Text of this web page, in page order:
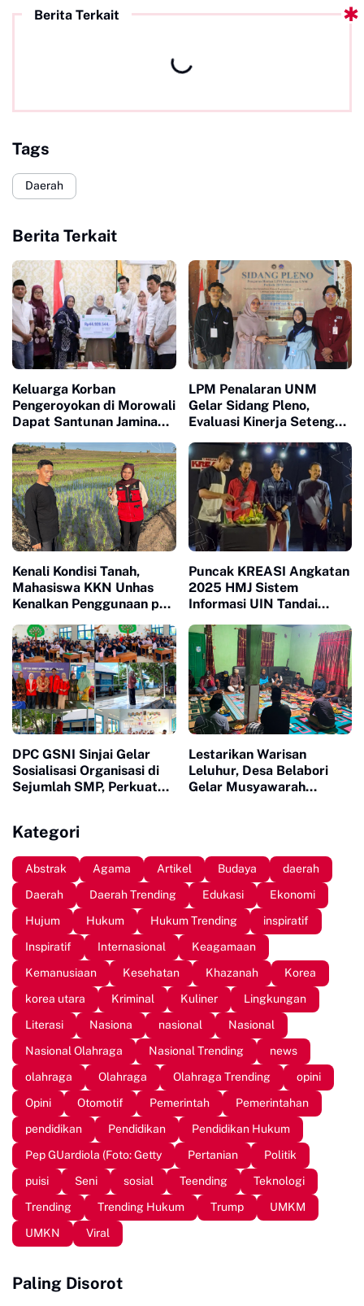
Berita Terkait
Tags
Daerah
Berita Terkait
Keluarga Korban
Pengeroyokan di Morowali
Dapat Santunan Jaminan
Juta
LPM Penalaran UNM
Gelar Sidang Pleno,
Evaluasi Kinerja Setengah
Kenali Kondisi Tanah,
Mahasiswa KKN Unhas
Kenalkan Penggunaan pH
Petani di Desa Lonrong
Puncak KREASI Angkatan
2025 HMJ Sistem
Informasi UIN Tandai
DPC GSNI Sinjai Gelar
Sosialisasi Organisasi di
Sejumlah SMP, Perkuat
Lestarikan Warisan
Leluhur, Desa Belabori
Gelar Musyawarah
Kategori
Abstrak Agama Artikel Budaya
daerah
Daerah
Daerah Trending Edukasi
Ekonomi
Hujum
Hukum Hukum Trending
inspiratif
Inspiratif
Internasional
Keagamaan
Kemanusiaan
Kesehatan Khazanah
Korea
korea utara
Kriminal Kuliner
Lingkungan
Literasi
Nasiona nasional
Nasional
Nasional Olahraga
Nasional Trending
news
olahraga
Olahraga Olahraga Trending
opini
Opini
Otomotif Pemerintah
Pemerintahan
pendidikan
Pendidikan
Pendidikan Hukum
Pep GUardiola (Foto: Getty
Pertanian
Politik
puisi
Seni sosial Teending
Teknologi
Trending
Trending Hukum Trump
UMKM
UMKN
Viral
Paling Disorot